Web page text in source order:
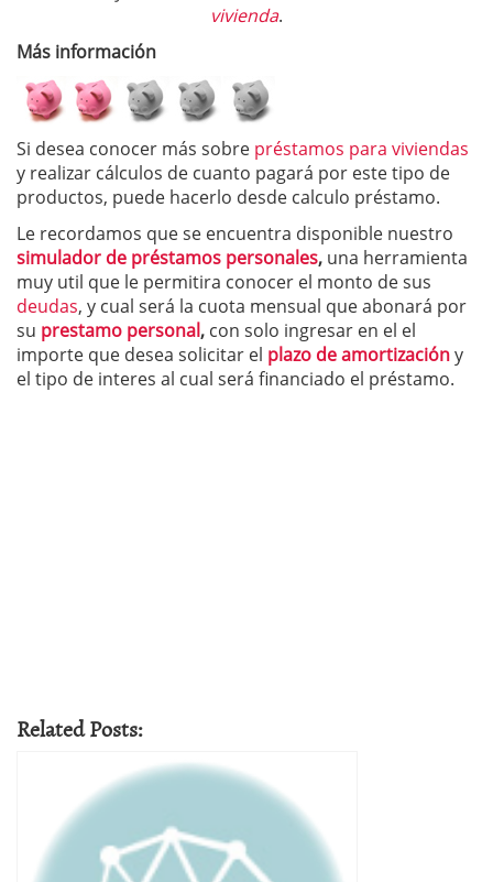
vivienda.
Más información
Si desea conocer más sobre préstamos para viviendas
y realizar cálculos de cuanto pagará por este tipo de
productos, puede hacerlo desde calculo préstamo.
Le recordamos que se encuentra disponible nuestro
simulador de préstamos personales, una herramienta
muy util que le permitira conocer el monto de sus
deudas, y cual será la cuota mensual que abonará por
su prestamo personal, con solo ingresar en el el
importe que desea solicitar el plazo de amortizacióny
el tipo de interes al cual será financiado el préstamo.
Related Posts: